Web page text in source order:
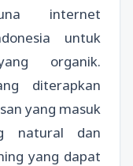
internet
untuk
organik.
diterapkan
yang masuk
natural dan
yang dapat